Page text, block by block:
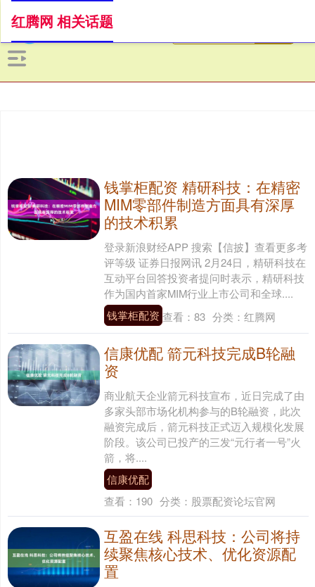
红腾网 相关话题
钱掌柜配资 精研科技：在精密
MIM零部件制造方面具有深厚
的技术积累
登录新浪财经APP 搜索【信披】查看更多考
评等级 证券日报网讯 2月24日，精研科技在
互动平台回答投资者提问时表示，精研科技
作为国内首家MIM行业上市公司和全球....
钱掌柜配资 查看： 83 分类： 红腾网
信康优配 箭元科技完成B轮融
资
商业航天企业箭元科技宣布，近日完成了由
多家头部市场化机构参与的B轮融资，此次
融资完成后，箭元科技正式迈入规模化发展
阶段。该公司已投产的三发“元行者一号”火
箭，将....
信康优配
查看： 190 分类： 股票配资论坛官网
互盈在线 科思科技：公司将持
续聚焦核心技术、优化资源配
置